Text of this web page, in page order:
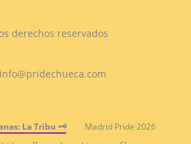
derechos reservados
info@pridechueca.com
La Tribu 🗝️
Madrid Pride 2026